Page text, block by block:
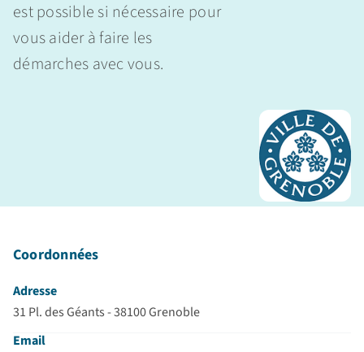
est possible si nécessaire pour
vous aider à faire les
démarches avec vous.
Coordonnées
Adresse
31 Pl. des Géants - 38100 Grenoble
Email